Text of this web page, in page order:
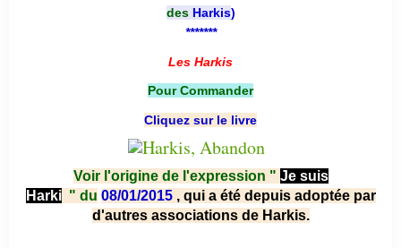
des Harkis)
*******
Les Harkis
Pour Commander
Cliquez sur le livre
Voir l'origine de l'expression " Je suis
Harki " du 08/01/2015 , qui a été depuis adoptée par
d'autres associations de Harkis.